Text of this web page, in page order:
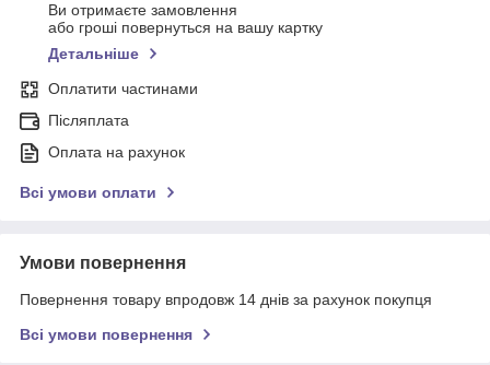
Ви отримаєте замовлення
або гроші повернуться на вашу картку
Детальніше
Оплатити частинами
Післяплата
Оплата на рахунок
Всі умови оплати
Умови повернення
Повернення товару впродовж 14 днів за рахунок покупця
Всі умови повернення